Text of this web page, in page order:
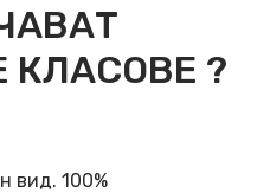
КЛАСОВЕ ?
вид. 100%